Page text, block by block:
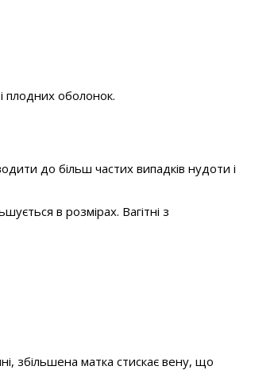
і плодних оболонок.
до більш частих випадків нудоти і
в розмірах. Вагітні з
збільшена матка стискає вену, що